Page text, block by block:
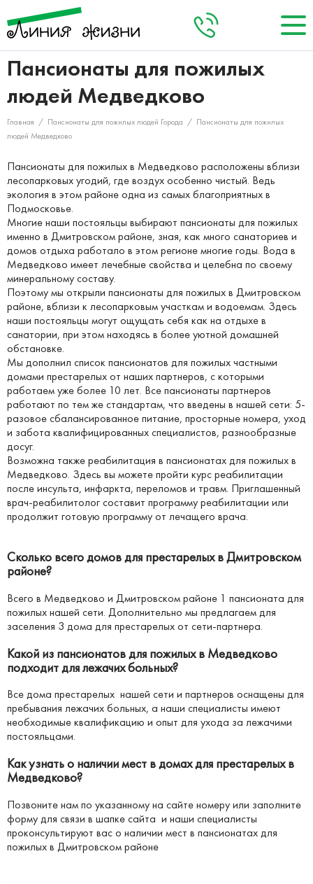
О нас
Кто мы
Наша команда
Акции
Наши пансионаты
Услуги
Цены
Отзывы
Контакты
+8 (495) 984-04-92
Запланировать визит
Пансионаты для пожилых
людей Медведково
Главная / Пансионаты для пожилых людей Города / Пансионаты для пожилых
людей Медведково
Пансионаты для пожилых в Медведково расположены вблизи
лесопарковых угодий, где воздух особенно чистый. Ведь
экология в этом районе одна из самых благоприятных в
Подмосковье.
Многие наши постояльцы выбирают пансионаты для пожилых
именно в Дмитровском районе, зная, как много санаториев и
домов отдыха работало в этом регионе многие годы. Вода в
Медведково имеет лечебные свойства и целебна по своему
минеральному составу.
Поэтому мы открыли пансионаты для пожилых в Дмитровском
районе, вблизи к лесопарковым участкам и водоемам. Здесь
наши постояльцы могут ощущать себя как на отдыхе в
санатории, при этом находясь в более уютной домашней
обстановке.
Мы дополнил список пансионатов для пожилых частными
домами престарелых от наших партнеров, с которыми
работаем уже более 10 лет. Все пансионаты партнеров
работают по тем же стандартам, что введены в нашей сети: 5-
разовое сбалансированное питание, просторные номера, уход
и забота квалифицированных специалистов, разнообразные
досуг.
Возможна также реабилитация в пансионатах для пожилых в
Медведково. Здесь вы можете пройти курс реабилитации
после инсульта, инфаркта, переломов и травм. Приглашенный
врач-реабилитолог составит программу реабилитации или
продолжит готовую программу от лечащего врача.
Сколько всего домов для престарелых в Дмитровском
районе?
Всего в Медведково и Дмитровском районе 1 пансионата для
пожилых нашей сети. Дополнительно мы предлагаем для
заселения 3 дома для престарелых от сети-партнера.
Какой из пансионатов для пожилых в Медведково
подходит для лежачих больных?
Все дома престарелых нашей сети и партнеров оснащены для
пребывания лежачих больных, а наши специалисты имеют
необходимые квалификацию и опыт для ухода за лежачими
постояльцами.
Как узнать о наличии мест в домах для престарелых в
Медведково?
Позвоните нам по указанному на сайте номеру или заполните
форму для связи в шапке сайта и наши специалисты
проконсультируют вас о наличии мест в пансионатах для
пожилых в Дмитровском районе